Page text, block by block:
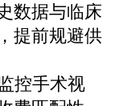
数据与临床
提前规避供
控手术视